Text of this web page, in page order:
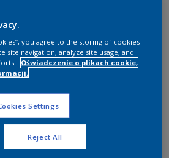
kolorowe do
Filter
you agree to the storing of cookies
site navigation, analyze site usage, and
Oświadczenie o plikach cookie,
Settings
Reject All